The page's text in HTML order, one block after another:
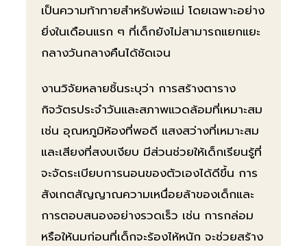
เป็นความท้าทายสำหรับพ่อแม่ โดยเฉพาะอย่าง
ยิ่งในเดือนแรก ๆ ที่เด็กยังไม่สามารถแยกแยะ
กลางวันกลางคืนได้ชัดเจน
งานวิจัยหลายชิ้นระบุว่า การสร้างตาราง
กิจวัตรประจำวันและสภาพแวดล้อมที่เหมาะสม
เช่น อุณหภูมิห้องที่พอดี แสงสว่างที่เหมาะสม
และเสียงที่สงบเงียบ มีส่วนช่วยให้เด็กเรียนรู้ที่
จะจัดระเบียบการนอนของตัวเองได้ดีขึ้น การ
สังเกตสัญญาณความเหนื่อยล้าของเด็กและ
การตอบสนองอย่างรวดเร็ว เช่น การกล่อม
หรือให้นมก่อนที่เด็กจะร้องไห้หนัก จะช่วยสร้าง